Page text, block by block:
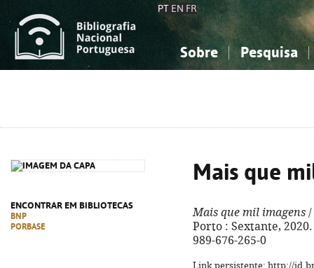
PT EN FR
Sobre Pesquisa
ENCONTRAR EM BIBLIOTECAS
BNP
PORBASE
Mais que
Mais que mil imagens /
Porto : Sextante,
989-676-265-0
Link persistente: http://